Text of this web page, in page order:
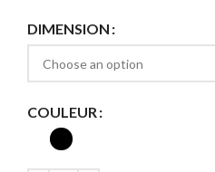
DIMENSION
COULEUR